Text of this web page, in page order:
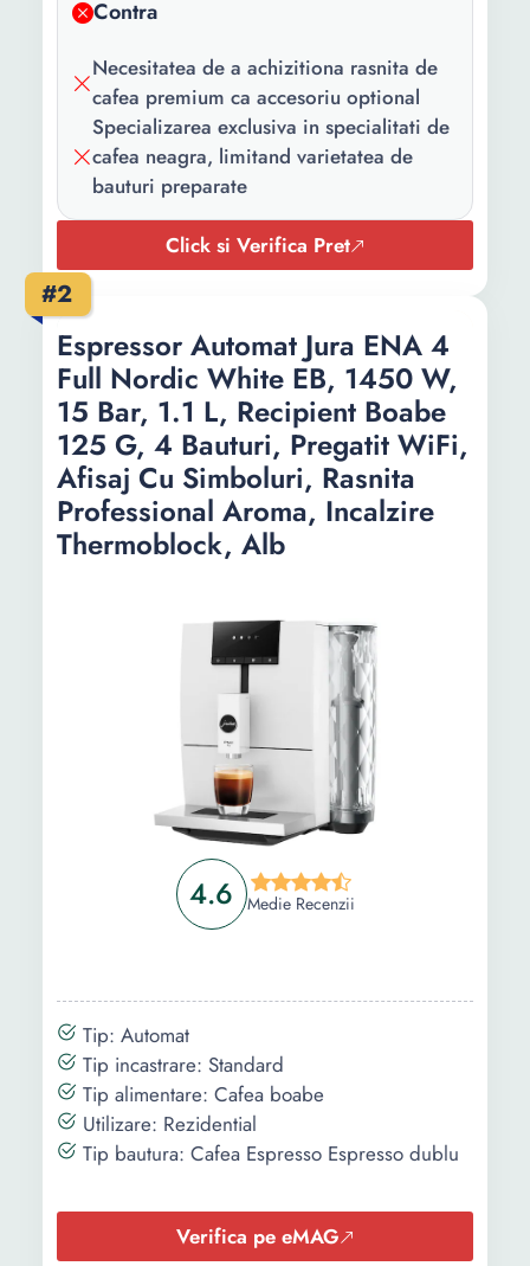
Capacitate
recipient
reziduuri:
Latime:
24.3 cm
Adancime:
46.1 cm
32 cm
Greutate:
Lungime
cablu:
1.2 m
Inaltime
maxima
ceasca:
105 mm
Contra
Necesitatea de a achizitiona rasnita de
cafea premium ca accesoriu optional
Specializarea exclusiva in specialitati de
cafea neagra, limitand varietatea de
bauturi preparate
Click si Verifica Pret
#2
4.6 Medie Recenzii
Espressor Automat Jura ENA 4
Full Nordic White EB, 1450 W,
15 Bar, 1.1 L, Recipient Boabe
125 G, 4 Bauturi, Pregatit WiFi,
Afisaj Cu Simboluri, Rasnita
Professional Aroma, Incalzire
Thermoblock, Alb
Tip: Automat
Tip incastrare: Standard
Tip alimentare: Cafea boabe
Utilizare: Rezidential
Tip bautura: Cafea Espresso Espresso dublu
Verifica pe eMAG